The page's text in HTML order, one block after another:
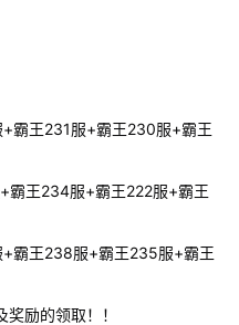
霸王231服+霸王230服+霸王
霸王234服+霸王222服+霸王
霸王238服+霸王235服+霸王
励的领取！！